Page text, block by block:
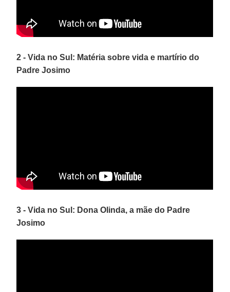
2 - Vida no Sul: Matéria sobre vida e martírio do
Padre Josimo
3 - Vida no Sul: Dona Olinda, a mãe do Padre
Josimo